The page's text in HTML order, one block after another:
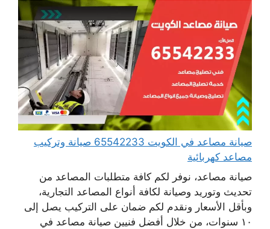
صيانة مصاعد في الكويت 65542233 صيانة وتركيب
مصاعد كهربائية
صيانة مصاعد، نوفر لكم كافة متطلبات المصاعد من
تحديث وتوريد وصيانة لكافة أنواع المصاعد التجارية،
وبأقل الأسعار ونقدم لكم ضمان على التركيب يصل إلى
١٠ سنوات، من خلال أفضل فنيين صيانة مصاعد في